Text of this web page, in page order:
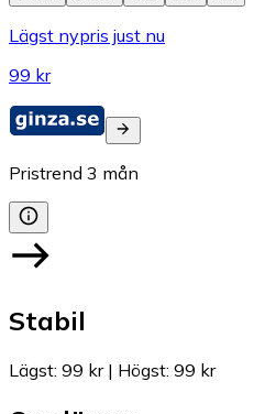
Lägst nypris just nu
99 kr
Pristrend 3 mån
Stabil
Lägst: 99 kr| Högst: 99 kr